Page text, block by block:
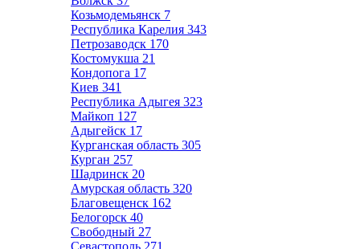
Козьмодемьянск 7
Республика Карелия 343
Петрозаводск 170
Костомукша 21
Кондопога 17
Киев 341
Республика Адыгея 323
Майкоп 127
Адыгейск 17
Курганская область 305
Курган 257
Шадринск 20
Амурская область 320
Благовещенск 162
Белогорск 40
Свободный 27
Севастополь 271